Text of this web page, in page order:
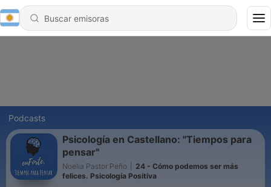
Podcasts
Psicología en Castellano: "Tiempos para
pensar"
Noelia Pastor Peño
24 - Cómo podemos ser más
felices. Psicología Positiva